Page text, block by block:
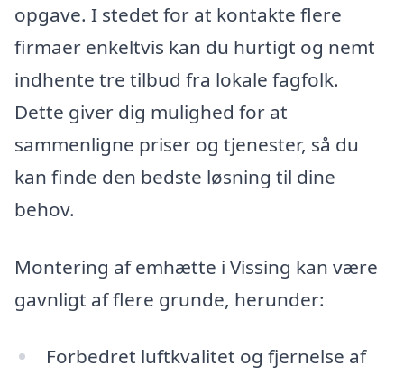
opgave. I stedet for at kontakte flere
firmaer enkeltvis kan du hurtigt og nemt
indhente tre tilbud fra lokale fagfolk.
Dette giver dig mulighed for at
sammenligne priser og tjenester, så du
kan finde den bedste løsning til dine
behov.
Montering af emhætte i Vissing kan være
gavnligt af flere grunde, herunder:
Forbedret luftkvalitet og fjernelse af